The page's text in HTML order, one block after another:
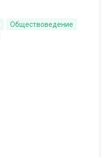
Обществоведение